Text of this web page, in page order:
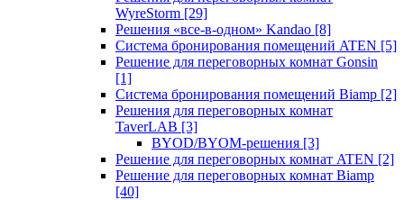
WyreStorm [29]
Решения «все-в-одном» Kandao [8]
Система бронирования помещений ATEN [5]
Решение для переговорных комнат Gonsin
[1]
Система бронирования помещений Biamp [2]
Решения для переговорных комнат
TaverLAB [3]
BYOD/BYOM-решения [3]
Решение для переговорных комнат ATEN [2]
Решение для переговорных комнат Biamp
[40]